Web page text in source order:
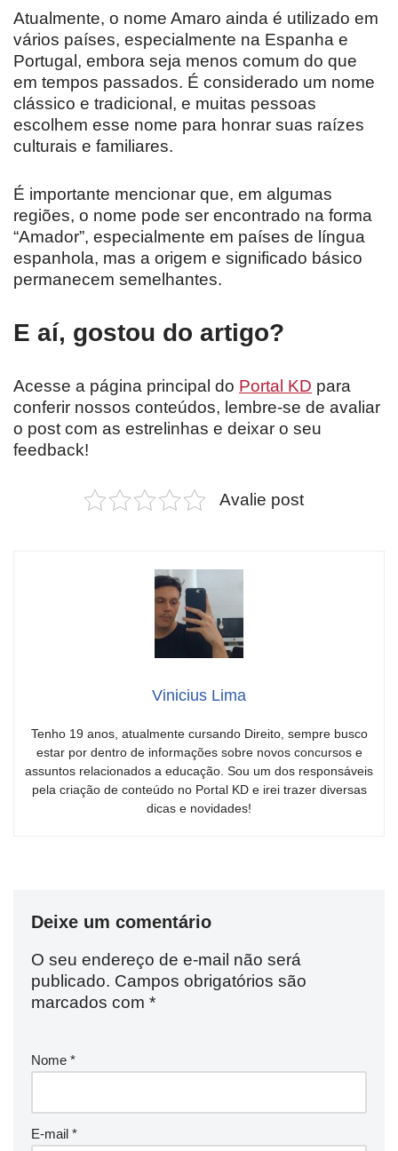
Atualmente, o nome Amaro ainda é utilizado em
vários países, especialmente na Espanha e
Portugal, embora seja menos comum do que
em tempos passados. É considerado um nome
clássico e tradicional, e muitas pessoas
escolhem esse nome para honrar suas raízes
culturais e familiares.
É importante mencionar que, em algumas
regiões, o nome pode ser encontrado na forma
“Amador”, especialmente em países de língua
espanhola, mas a origem e significado básico
permanecem semelhantes.
E aí, gostou do artigo?
Acesse a página principal do Portal KD para
conferir nossos conteúdos, lembre-se de avaliar
o post com as estrelinhas e deixar o seu
feedback!
Avalie post
Vinicius Lima
Tenho 19 anos, atualmente cursando Direito, sempre busco
estar por dentro de informações sobre novos concursos e
assuntos relacionados a educação. Sou um dos responsáveis
pela criação de conteúdo no Portal KD e irei trazer diversas
dicas e novidades!
Deixe um comentário
O seu endereço de e-mail não será
publicado. Campos obrigatórios são
marcados com *
Nome *
E-mail *